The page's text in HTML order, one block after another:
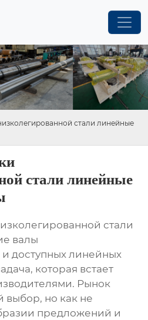
стали линейные
стали линейные
стали
валы
доступных линейных
которая встает
Рынок
выбор, но как не
предложений и